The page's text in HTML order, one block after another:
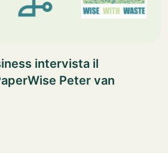
intervista il
Peter van